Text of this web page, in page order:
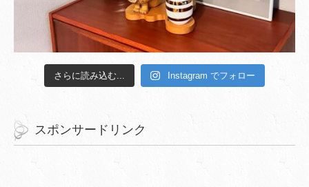
さらに読み込む... Instagram でフォロー
スポンサードリンク